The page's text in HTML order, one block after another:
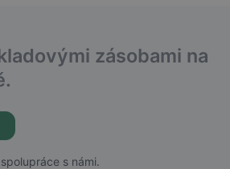
zásobami na
s námi.